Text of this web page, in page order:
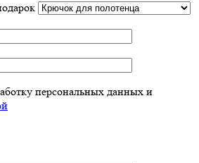
персональных данных и